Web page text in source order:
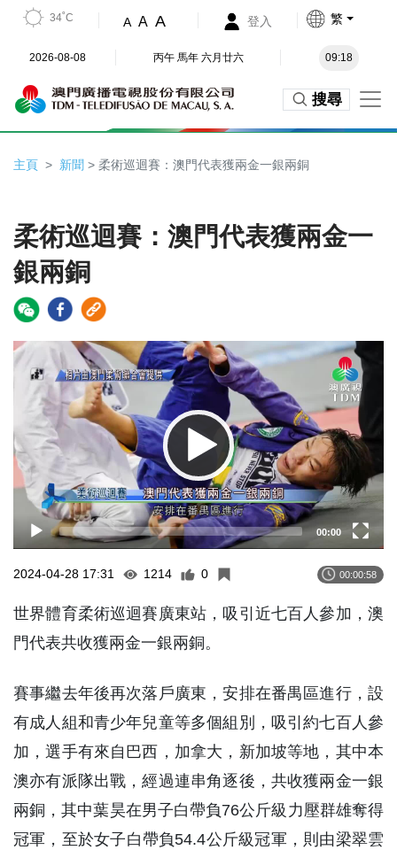
34˚C A A A 登入 繁
2026-08-08 丙午 馬年 六月廿六 09:18
搜尋
主頁 新聞 > 柔術巡迴賽：澳門代表獲兩金一銀兩銅
柔術巡迴賽：澳門代表獲兩金一
銀兩銅
Video
Player
00:00
2024-04-28 17:31 1214 0 00:00:58
世界體育柔術巡迴賽廣東站，吸引近七百人參加，澳
門代表共收獲兩金一銀兩銅。
賽事繼去年後再次落戶廣東，安排在番禺區進行，設
有成人組和青少年兒童等多個組別，吸引約七百人參
加，選手有來自巴西，加拿大，新加坡等地，其中本
澳亦有派隊出戰，經過連串角逐後，共收獲兩金一銀
兩銅，其中葉昊在男子白帶負76公斤級力壓群雄奪得
冠軍，至於女子白帶負54.4公斤級冠軍，則由梁翠雲